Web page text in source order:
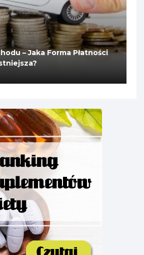
– Jaka Forma Płatności